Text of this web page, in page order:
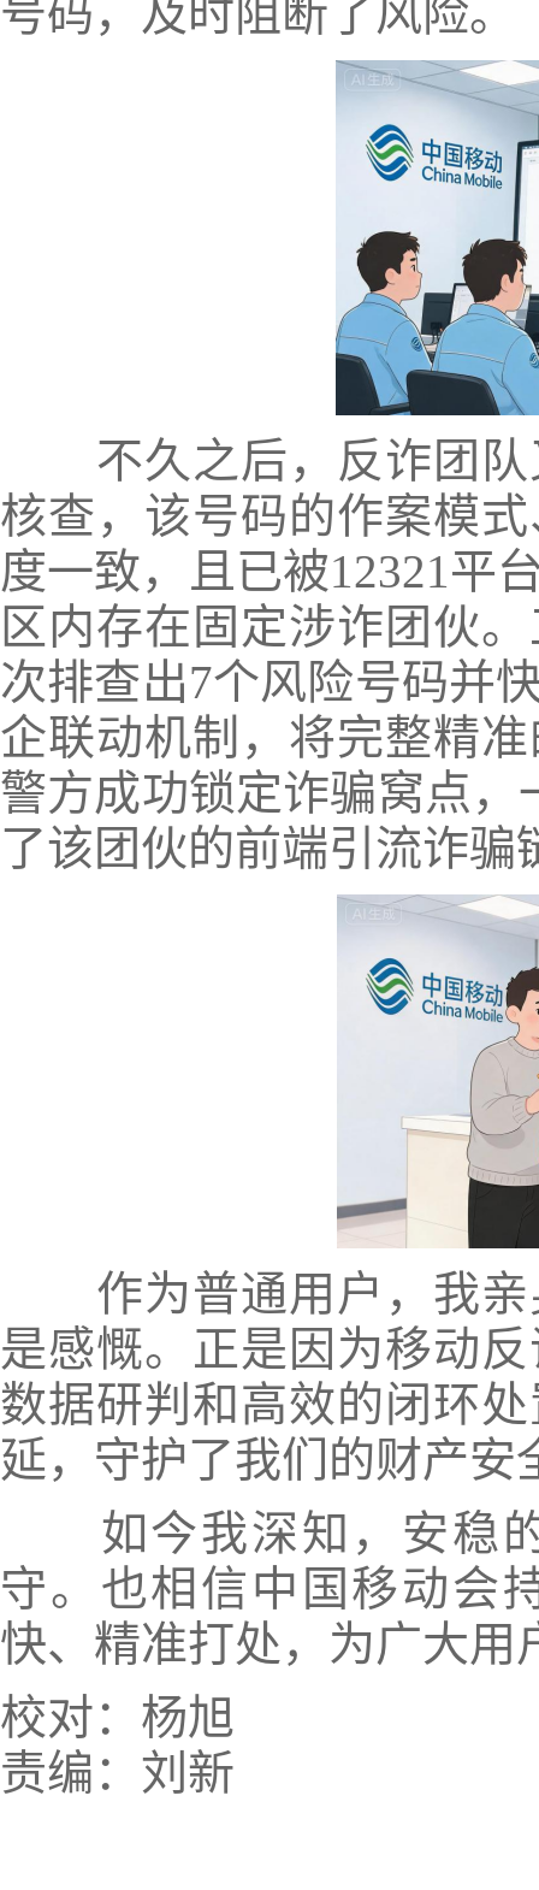
号码，及时阻断了风险。
不久之后，反诈团队
核查，该号码的作案模
度一致，且已被12321平
区内存在固定涉诈团伙
次排查出7个风险号码并
企联动机制，将完整精
警方成功锁定诈骗窝点
了该团伙的前端引流诈骗
作为普通用户，我亲
是感慨。正是因为移动
数据研判和高效的闭环
延，守护了我们的财产安
如今我深知，安稳的
守。也相信中国移动会
快、精准打处，为广大用
校对：杨旭
责编：刘新